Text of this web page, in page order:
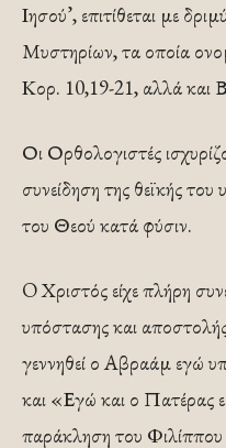
Ιησού’, επιτίθεται με
Μυστηρίων, τα οποία
Κορ. 10,19-21, αλλά και
Οι Ορθολογιστές
συνείδηση της θεϊκής του
του Θεού κατά φύσιν.
O Χριστός είχε πλήρη
υπόστασης και
γεννηθεί ο Αβραάμ εγώ
και «Εγώ και ο Πατέρας
παράκληση του Φιλίππου